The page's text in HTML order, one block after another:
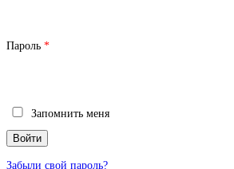
Пароль *Обязательно
Запомнить меня
Войти
Забыли свой пароль?